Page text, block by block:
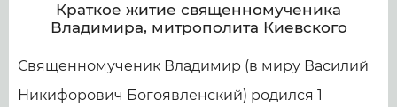
Краткое житие священномученика
Владимира, митрополита Киевского
Священномученик Владимир (в миру Василий
Никифорович Богоявленский) родился 1